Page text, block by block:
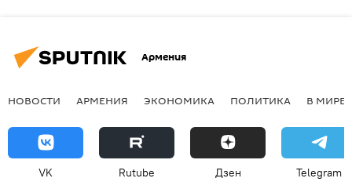
Армения
НОВОСТИ АРМЕНИЯ ЭКОНОМИКА ПОЛИТИКА В МИРЕ
VK Rutube Дзен Telegram